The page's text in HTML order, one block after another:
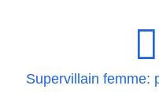
Supervillain femme: